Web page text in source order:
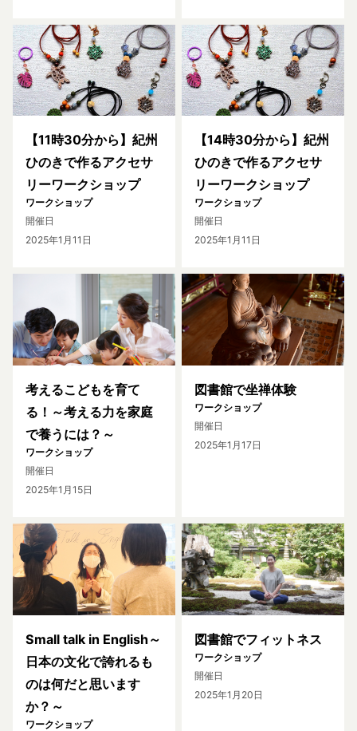
【11時30分から】紀州
ひのきで作るアクセサ
リーワークショップ
ワークショップ
開催日
2025年1月11日
【14時30分から】紀州
ひのきで作るアクセサ
リーワークショップ
ワークショップ
開催日
2025年1月11日
考えるこどもを育て
る！～考える力を家庭
で養うには？～
ワークショップ
開催日
2025年1月15日
図書館で坐禅体験
ワークショップ
開催日
2025年1月17日
Small talk in English～
日本の文化で誇れるも
のは何だと思います
か？～
ワークショップ
図書館でフィットネス
ワークショップ
開催日
2025年1月20日